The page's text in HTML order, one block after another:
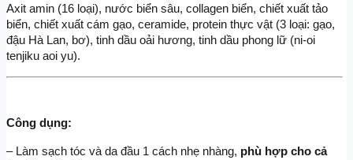
Axit amin (16 loại), nước biển sâu, collagen biển, chiết xuất tảo
biển, chiết xuất cám gạo, ceramide, protein thực vật (3 loại: gạo,
đậu Hà Lan, bơ), tinh dầu oải hương, tinh dầu phong lữ (ni-oi
tenjiku aoi yu).
Công dụng:
– Làm sạch tóc và da đầu 1 cách nhẹ nhàng, phù hợp cho cả